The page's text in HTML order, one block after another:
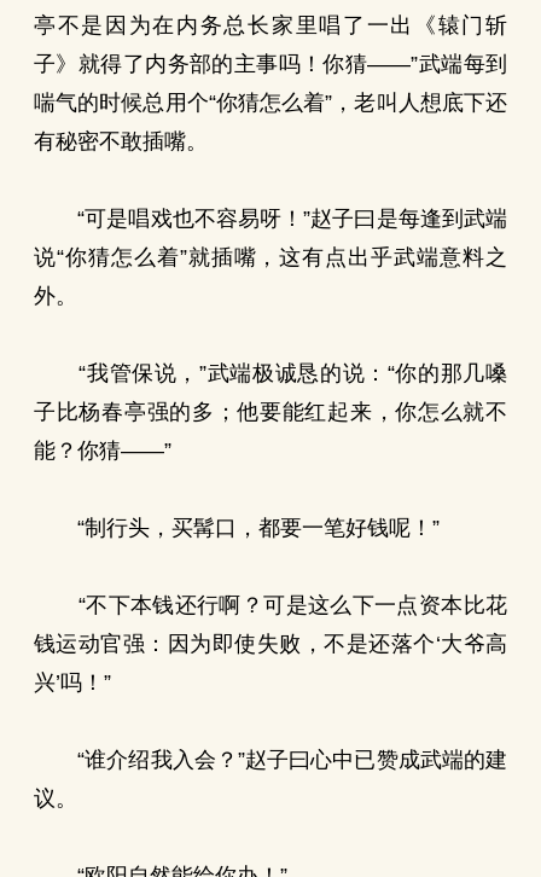
亭不是因为在内务总长家里唱了一出《辕门斩
子》就得了内务部的主事吗！你猜——”武端每到
喘气的时候总用个“你猜怎么着”，老叫人想底下还
有秘密不敢插嘴。
“可是唱戏也不容易呀！”赵子曰是每逢到武端
说“你猜怎么着”就插嘴，这有点出乎武端意料之
外。
“我管保说，”武端极诚恳的说：“你的那几嗓
子比杨春亭强的多；他要能红起来，你怎么就不
能？你猜——”
“制行头，买髯口，都要一笔好钱呢！”
“不下本钱还行啊？可是这么下一点资本比花
钱运动官强：因为即使失败，不是还落个‘大爷高
兴’吗！”
“谁介绍我入会？”赵子曰心中已赞成武端的建
议。